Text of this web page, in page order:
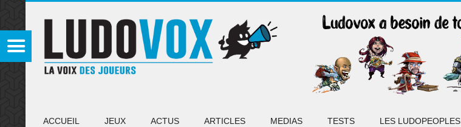
ACCUEIL JEUX ACTUS ARTICLES MEDIAS TESTS LES LUDOPEOPLES